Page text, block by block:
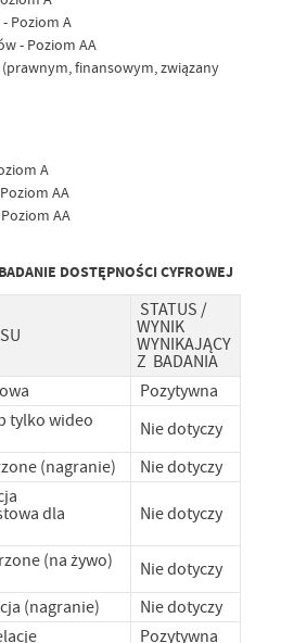
Poziom A
- Poziom AA
finansowym, związany
A
AA
AA
DOSTĘPNOŚCI CYFROWEJ
STATUS /
WYNIK
WYNIKAJĄCY
Z BADANIA
Pozytywna
tylko wideo
Nie dotyczy
(nagranie) Nie dotyczy
dla
Nie dotyczy
(na żywo)
Nie dotyczy
(nagranie)
Nie dotyczy
Pozytywna